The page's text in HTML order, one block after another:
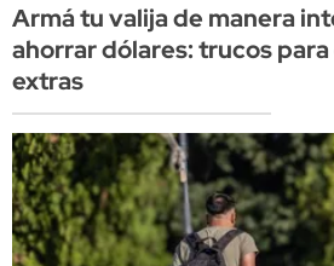
Armá tu valija de manera
ahorrar dólares: trucos
extras